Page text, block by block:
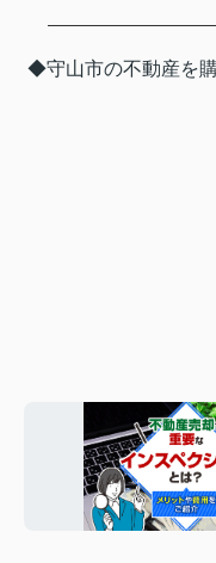
◆守山市の不動産を